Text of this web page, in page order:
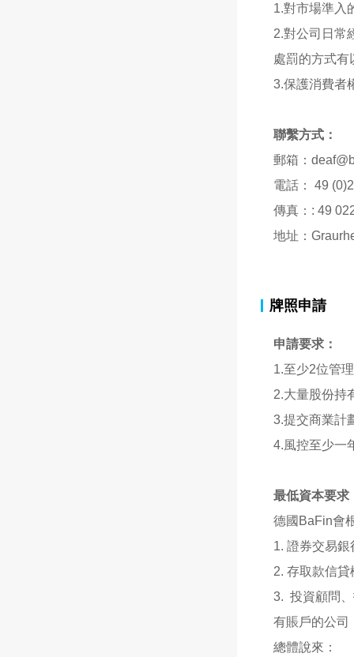
1.對市場準入
2.對公司日常
處罰的方式
3.保護消費者
聯繫方式：
郵箱：
電話： 49
傳真：: 49
地址：
牌照申請
申請要求：
1.至少2位管
2.大量股份持
3.提交商業計
4.風控至少一
最低資本要求
德國BaFin會
1. 證券交易
2. 存取款信
3. 投資顧問
有賬戶的公司
總體說來：